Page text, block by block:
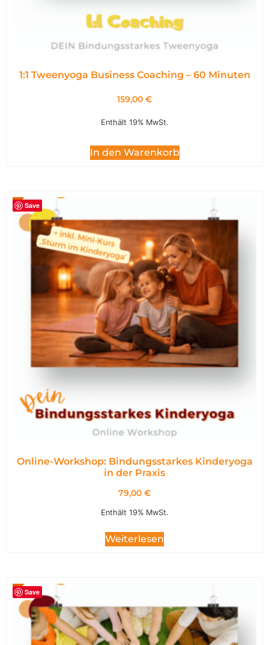
1:1 Tweenyoga Business Coaching – 60 Minuten
159,00 €
Enthält 19% MwSt.
In den Warenkorb
Save
Online-Workshop: Bindungsstarkes Kinderyoga
in der Praxis
79,00 €
Enthält 19% MwSt.
Weiterlesen
Save